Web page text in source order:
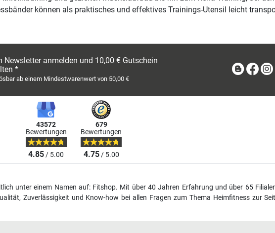
können als praktisches und effektives Trainings-Utensil leicht
Newsletter anmelden und 10,00 € Gutschein
*
ab einem Mindestwarenwert von 50,00 €
Blog
43572
Bewertungen
4.85/ 5.00
679
Bewertungen
4.75/ 5.00
unter einem Namen auf: Fitshop. Mit über 40 Jahren Erfahrung und über 65
Zuverlässigkeit und Know-how bei allen Fragen zum Thema Heimfitness zur